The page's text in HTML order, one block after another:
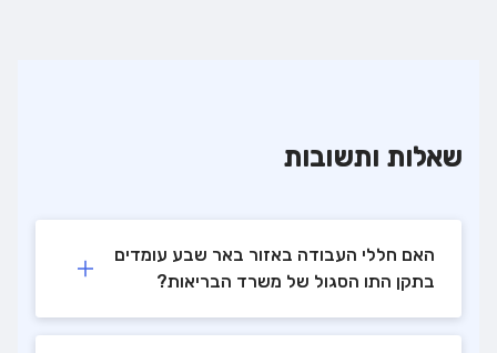
שאלות ותשובות
האם חללי העבודה באזור באר שבע עומדים
בתקן התו הסגול של משרד הבריאות?